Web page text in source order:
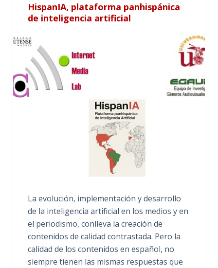
HispanIA, plataforma panhispánica
de inteligencia artificial
La evolución, implementación y desarrollo
de la inteligencia artificial en los medios y en
el periodismo, conlleva la creación de
contenidos de calidad contrastada. Pero la
calidad de los contenidos en español, no
siempre tienen las mismas respuestas que